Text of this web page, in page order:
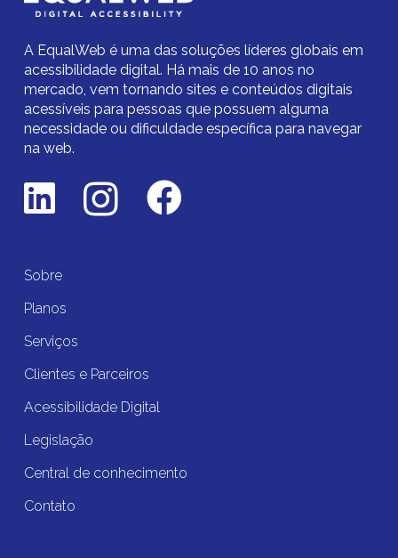
A EqualWeb é uma das soluções líderes globais em
acessibilidade digital. Há mais de 10 anos no
mercado, vem tornando sites e conteúdos digitais
acessíveis para pessoas que possuem alguma
necessidade ou dificuldade específica para navegar
na web.
Sobre
Planos
Serviços
Clientes e Parceiros
Acessibilidade Digital
Legislação
Central de conhecimento
Contato